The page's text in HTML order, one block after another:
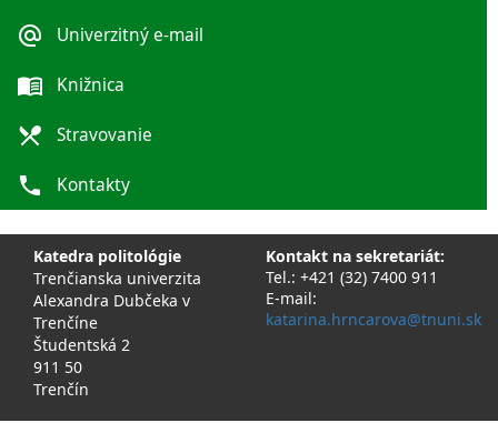
alternate_email Univerzitný e-mail
menu_book Knižnica
local_dining Stravovanie
phone Kontakty
Katedra politológie
Trenčianska univerzita
Alexandra Dubčeka v
Trenčíne
Študentská 2
911 50
Trenčín
Kontakt na sekretariát:
Tel.: +421 (32) 7400 911
E-mail:
katarina.hrncarova@tnuni.sk